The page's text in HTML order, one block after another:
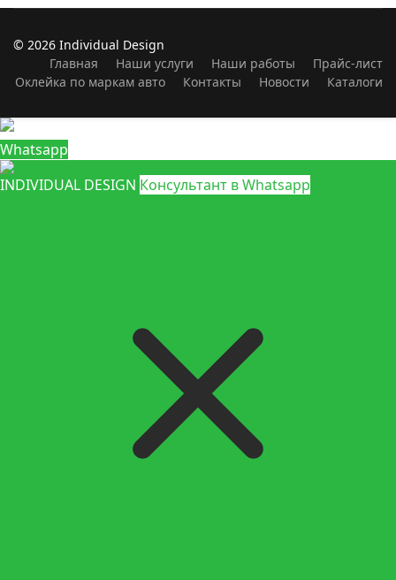
© 2026 Individual Design
Главная
Наши услуги Наши работы
Прайс-лист
Оклейка по маркам авто
Контакты Новости Каталоги
Whatsapp
INDIVIDUAL DESIGN Консультант в Whatsapp